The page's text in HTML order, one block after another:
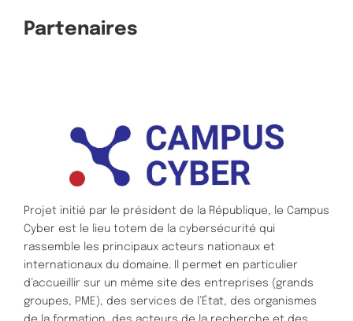
Partenaires
Projet initié par le président de la République, le Campus
Cyber est le lieu totem de la cybersécurité qui
rassemble les principaux acteurs nationaux et
internationaux du domaine. Il permet en particulier
d’accueillir sur un même site des entreprises (grands
groupes, PME), des services de l’État, des organismes